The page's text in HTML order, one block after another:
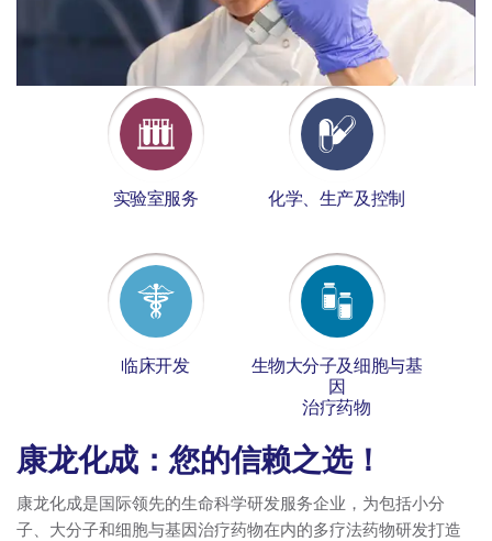
实验室服务 化学、生产及控制
临床开发
生物大分子及细胞与基
因
治疗药物
康龙化成：您的信赖之选！
康龙化成是国际领先的生命科学研发服务企业，为包括小分
子、大分子和细胞与基因治疗药物在内的多疗法药物研发打造